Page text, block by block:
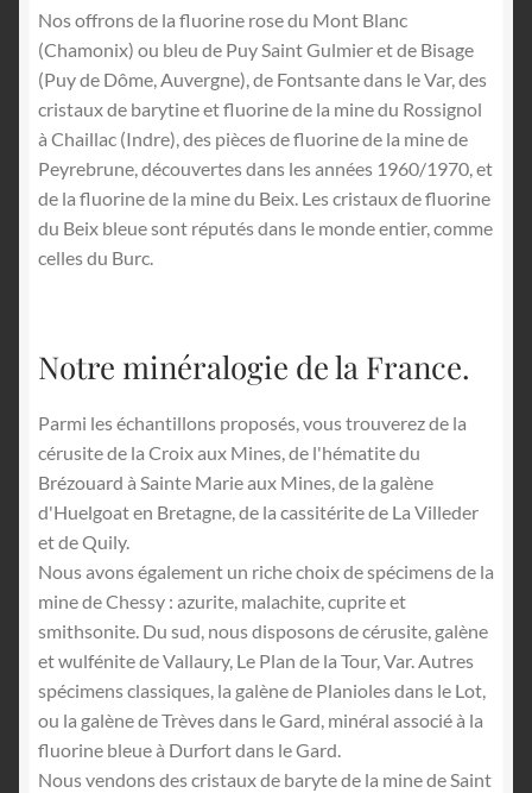
Nos offrons de la fluorine rose du Mont Blanc
(Chamonix) ou bleu de Puy Saint Gulmier et de Bisage
(Puy de Dôme, Auvergne), de Fontsante dans le Var, des
cristaux de barytine et fluorine de la mine du Rossignol
à Chaillac (Indre), des pièces de fluorine de la mine de
Peyrebrune, découvertes dans les années 1960/1970, et
de la fluorine de la mine du Beix. Les cristaux de fluorine
du Beix bleue sont réputés dans le monde entier, comme
celles du Burc.
Notre minéralogie de la France.
Parmi les échantillons proposés, vous trouverez de la
cérusite de la Croix aux Mines, de l'hématite du
Brézouard à Sainte Marie aux Mines, de la galène
d'Huelgoat en Bretagne, de la cassitérite de La Villeder
et de Quily.
Nous avons également un riche choix de spécimens de la
mine de Chessy : azurite, malachite, cuprite et
smithsonite. Du sud, nous disposons de cérusite, galène
et wulfénite de Vallaury, Le Plan de la Tour, Var. Autres
spécimens classiques, la galène de Planioles dans le Lot,
ou la galène de Trèves dans le Gard, minéral associé à la
fluorine bleue à Durfort dans le Gard.
Nous vendons des cristaux de baryte de la mine de Saint